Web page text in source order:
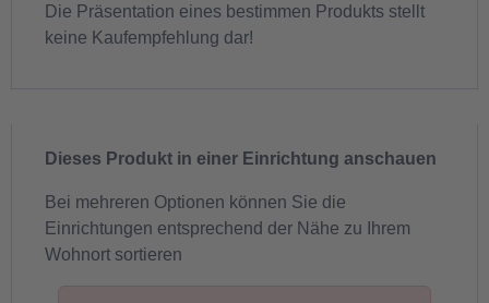
Die Präsentation eines bestimmen Produkts stellt
keine Kaufempfehlung dar!
Dieses Produkt in einer Einrichtung anschauen
Bei mehreren Optionen können Sie die
Einrichtungen entsprechend der Nähe zu Ihrem
Wohnort sortieren